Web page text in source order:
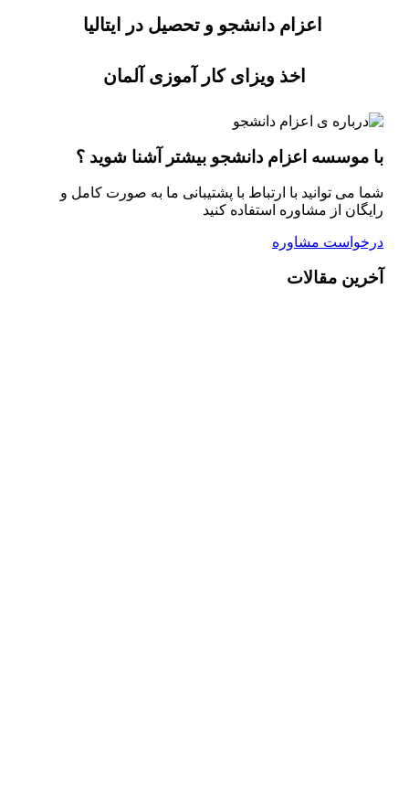
اعزام دانشجو و تحصیل در ایتالیا
اخذ ویزای کار آموزی آلمان
با موسسه اعزام دانشجو بیشتر آشنا شوید ؟
شما می توانید با ارتباط با پشتیبانی ما به صورت کامل و
رایگان از مشاوره استفاده کنید
درخواست مشاوره
آخرین مقالات